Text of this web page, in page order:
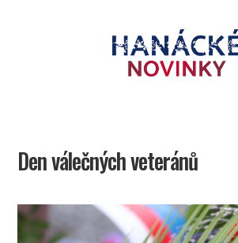
Den válečných veteránů